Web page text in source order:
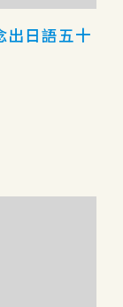
出日語五十